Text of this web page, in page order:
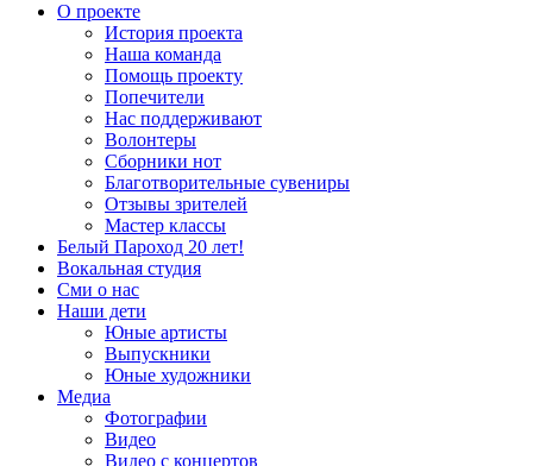
О проекте
История проекта
Наша команда
Помощь проекту
Попечители
Нас поддерживают
Волонтеры
Сборники нот
Благотворительные сувениры
Отзывы зрителей
Мастер классы
Белый Пароход 20 лет!
Вокальная студия
Сми о нас
Наши дети
Юные артисты
Выпускники
Юные художники
Медиа
Фотографии
Видео
Видео с концертов